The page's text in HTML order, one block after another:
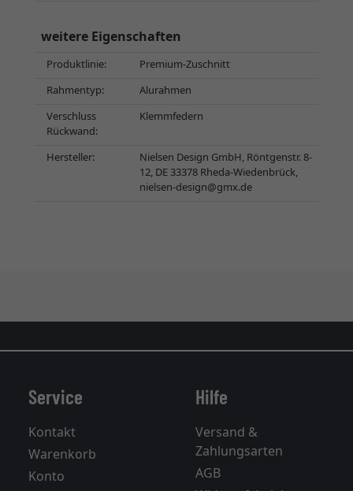
weitere Eigenschaften
Produktlinie:
Premium-Zuschnitt
Rahmentyp:
Alurahmen
Verschluss
Rückwand:
Klemmfedern
Hersteller:
Nielsen Design GmbH, Röntgenstr. 8-
12, DE 33378 Rheda-Wiedenbrück,
nielsen-design@gmx.de
Service
Kontakt
Warenkorb
Konto
Hilfe
Versand &
Zahlungsarten
AGB